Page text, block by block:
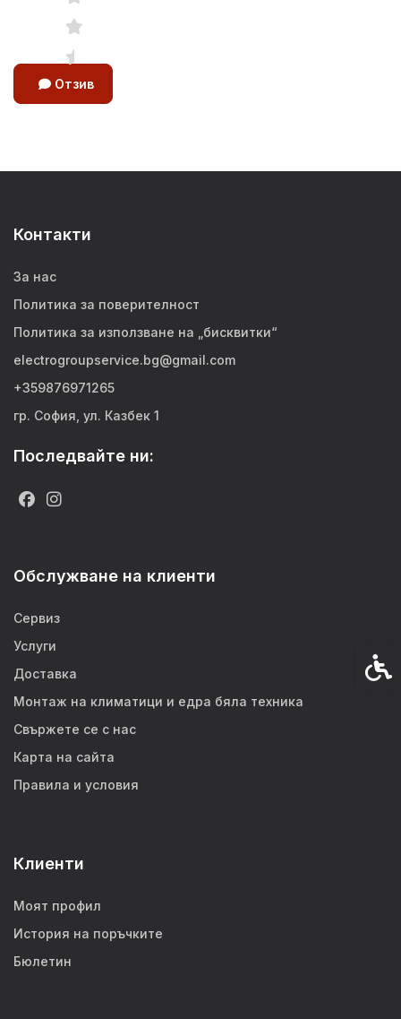
Отзив
Контакти
За нас
Политика за поверителност
Политика за използване на „бисквитки“
electrogroupservice.bg@gmail.com
+359876971265
гр. София, ул. Казбек 1
Последвайте ни:
Обслужване на клиенти
Сервиз
Услуги
Доставка
Монтаж на климатици и едра бяла техника
Свържете се с нас
Карта на сайта
Правила и условия
Клиенти
Моят профил
История на поръчките
Бюлетин